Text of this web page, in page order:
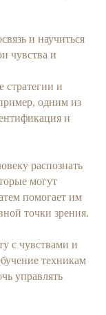
и научиться
чувства и
и
одним из
и
распознать
могут
помогает им
точки зрения.
с чувствами и
техникам
управлять